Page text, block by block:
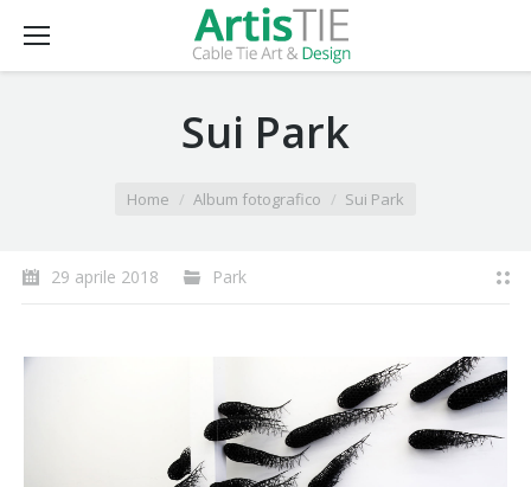
Sui Park
Home Album fotografico Sui Park
29 aprile 2018 Park